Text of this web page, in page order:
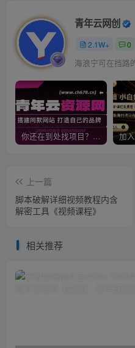
青年云网创
2.1W+ 0
海浪宁可在挡路
你还在到处找项目？还在当韭菜？我靠卖项目一个月收入5万+，曾经我也是个失败者。
上一篇
脚本破解详细视频教程内含
解密工具《视频课程》
相关推荐